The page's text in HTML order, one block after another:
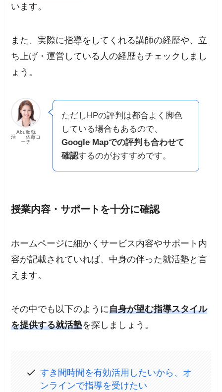
います。
また、実際に指導をしてくれる講師の経歴や、立
ち上げ・運営している人の経歴もチェックしまし
ょう。
Abuild就
活 佐藤コ
ーチ
ただしHPの評判は都合よく脚色
している場合もあるので、
Google Mapでの評判 も合わせて
確認するのがおすすめです。
授業内容・サポートを十分に確認
ホームページに細かくサービス内容やサポート内
容が記載されていれば、中身の伴った就活塾と言
えます。
その中でも以下のように自身が望む指導スタイル
を提供する就活塾を探しましょう。
すき間時間を有効活用したいから、オ
ンラインで指導を受けたい